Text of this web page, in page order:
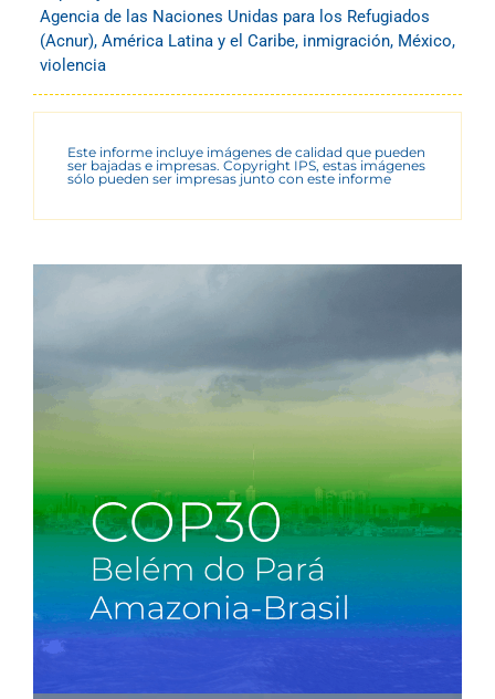
Agencia de las Naciones Unidas para los Refugiados
(Acnur), América Latina y el Caribe, inmigración, México,
violencia
Este informe incluye imágenes de calidad que pueden
ser bajadas e impresas. Copyright IPS, estas imágenes
sólo pueden ser impresas junto con este informe